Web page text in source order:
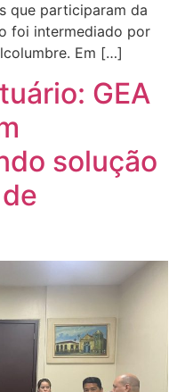
que participaram da
foi intermediado por
Em […]
GEA
solução